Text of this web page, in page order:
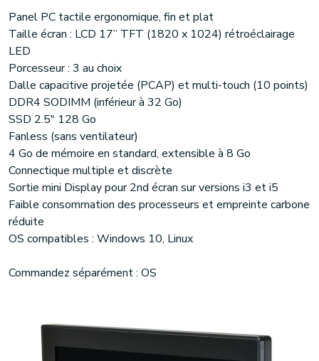
Panel PC tactile ergonomique, fin et plat
Taille écran : LCD 17’’ TFT (1820 x 1024) rétroéclairage
LED
Porcesseur : 3 au choix
Dalle capacitive projetée (PCAP) et multi-touch (10 points)
DDR4 SODIMM (inférieur à 32 Go)
SSD 2.5" 128 Go
Fanless (sans ventilateur)
4 Go de mémoire en standard, extensible à 8 Go
Connectique multiple et discrète
Sortie mini Display pour 2nd écran sur versions i3 et i5
Faible consommation des processeurs et empreinte carbone
réduite
OS compatibles : Windows 10, Linux
Commandez séparément : OS